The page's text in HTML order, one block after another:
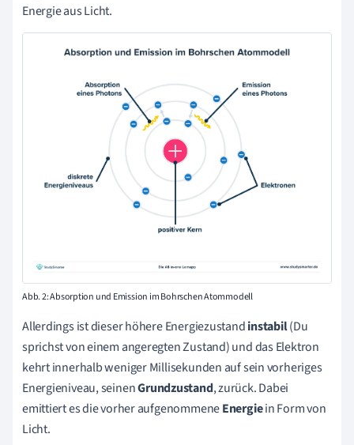
Energie aus Licht.
Abb. 2: Absorption und Emission im Bohrschen Atommodell
Allerdings ist dieser höhere Energiezustandinstabil(Du
sprichst von einem angeregten Zustand) und das Elektron
kehrt innerhalb weniger Millisekunden auf sein vorheriges
Energieniveau, seinenGrundzustand, zurück. Dabei
emittiert es die vorher aufgenommeneEnergiein Form von
Licht.